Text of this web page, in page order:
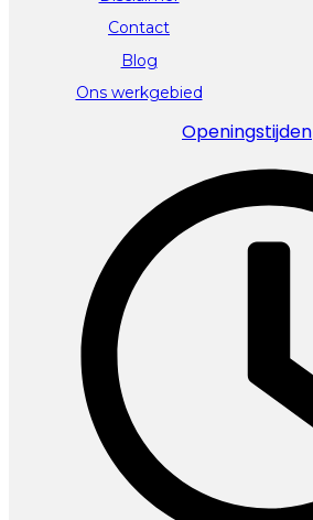
Contact
Blog
Ons werkgebied
Openingstijden